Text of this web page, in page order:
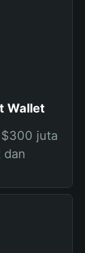
Wallet
$300 juta